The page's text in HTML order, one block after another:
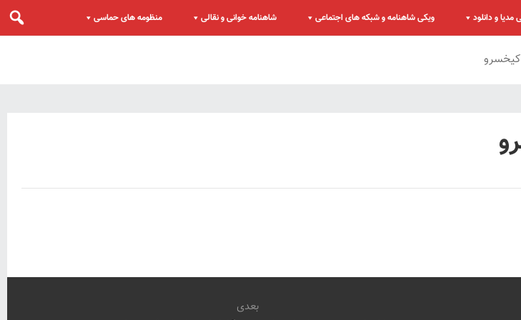
مدیا و دانلود ویکی شاهنامه و شبکه های اجتماعی شاهنامه خوانی و نقالی منظومه های حماسی
بعدی